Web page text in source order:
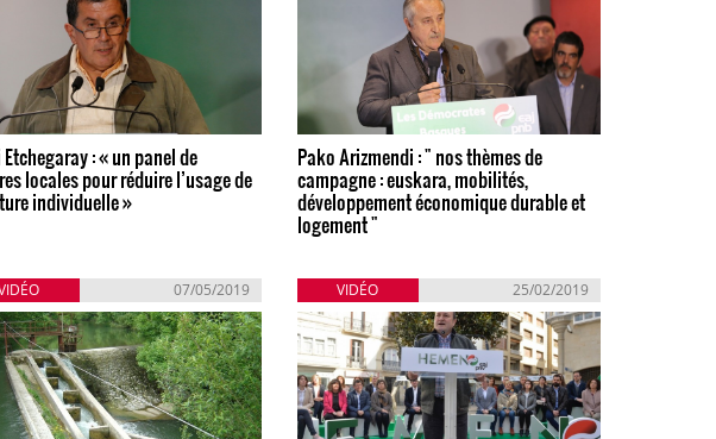
: « un panel de
locales pour réduire l’usage de
individuelle »
Pako Arizmendi : " nos thèmes de
campagne : euskara, mobilités,
développement économique durable et
logement "
07/05/2019 VIDÉO 25/02/2019